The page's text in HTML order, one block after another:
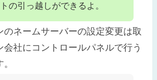
の引っ越しができるよ。
ネームサーバーの設定変更は取
会社にコントロールパネルで行う